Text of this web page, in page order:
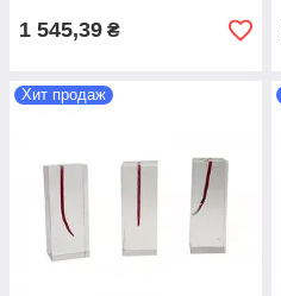
1 545,39 ₴
Хит продаж